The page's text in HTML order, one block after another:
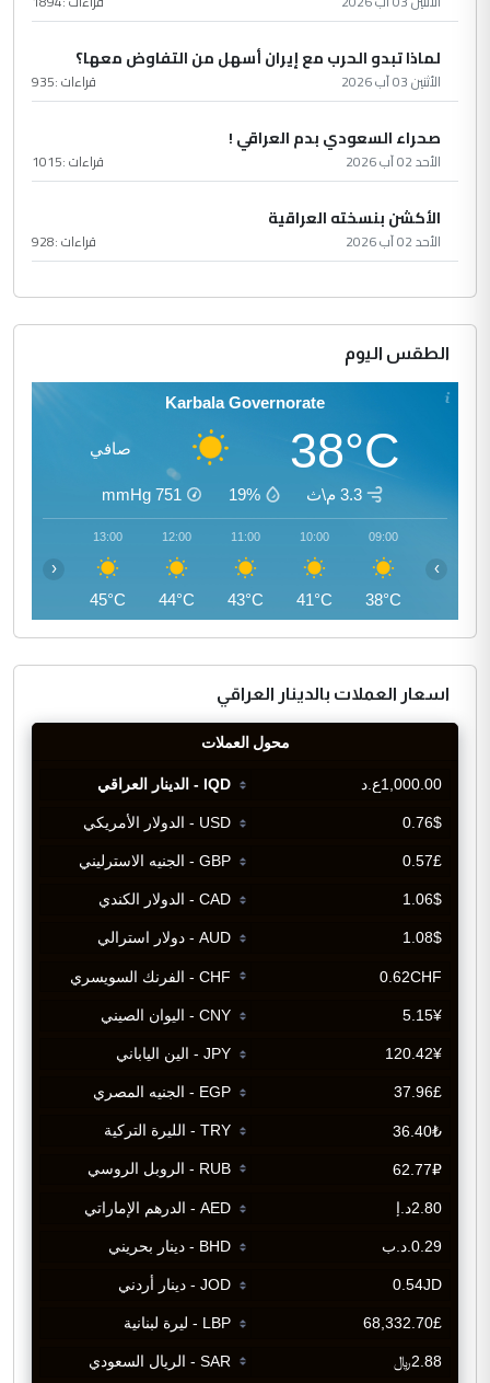
لماذا تبدو الحرب مع إيران أسهل من التفاوض معها؟
الأثنين 03 آب 2026 قراءات :935
صحراء السعودي بدم العراقي !
الأحد 02 آب 2026 قراءات :1015
الأكشن بنسخته العراقية
الأحد 02 آب 2026 قراءات :928
الطقس اليوم
Karbala Governorate
38°C صافي
3.3 م\ث 19%
751
mmHg
09:00
38°C
10:00
41°C
11:00
43°C
12:00
44°C
13:00
45°C
‹ ›
اسعار العملات بالدينار العراقي